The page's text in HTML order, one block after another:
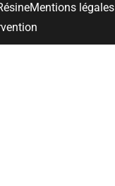
Mentions légales